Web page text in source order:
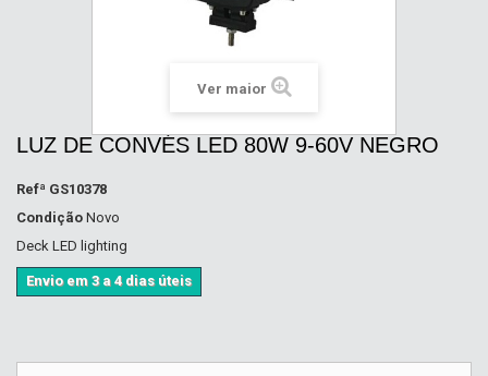
Ver maior
LUZ DE CONVÉS LED 80W 9-60V NEGRO
Refª GS10378
Condição Novo
Deck LED lighting
Envio em 3 a 4 dias úteis